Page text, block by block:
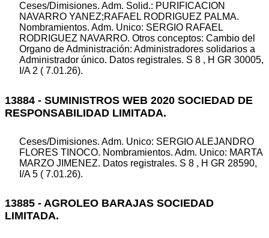
Ceses/Dimisiones. Adm. Solid.: PURIFICACION
NAVARRO YANEZ;RAFAEL RODRIGUEZ PALMA.
Nombramientos. Adm. Unico: SERGIO RAFAEL
RODRIGUEZ NAVARRO. Otros conceptos: Cambio del
Organo de Administración: Administradores solidarios a
Administrador único. Datos registrales. S 8 , H GR 30005,
I/A 2 ( 7.01.26).
13884 - SUMINISTROS WEB 2020 SOCIEDAD DE
RESPONSABILIDAD LIMITADA.
Ceses/Dimisiones. Adm. Unico: SERGIO ALEJANDRO
FLORES TINOCO. Nombramientos. Adm. Unico: MARTA
MARZO JIMENEZ. Datos registrales. S 8 , H GR 28590,
I/A 5 ( 7.01.26).
13885 - AGROLEO BARAJAS SOCIEDAD
LIMITADA.